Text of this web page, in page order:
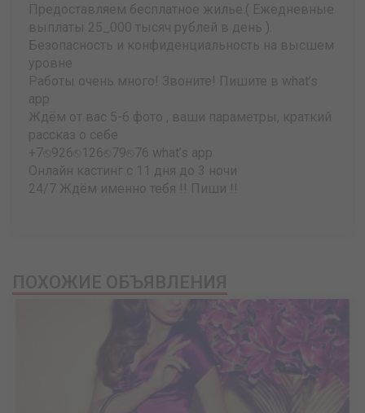
Предоставляем бесплатное жилье.( Ежедневные
выплаты 25_000 тысяч рублей в день ).
Безопасность и конфиденциальность на высшем
уровне
Работы очень много! Звоните! Пишите в what’s
app
Ждём от вас 5-6 фото , ваши параметры, краткий
рассказ о себе
+7⎋926⎋126⎋79⎋76 what’s app
Онлайн кастинг с 11 дня до 3 ночи
24/7 Ждём именно тебя !! Пиши !!